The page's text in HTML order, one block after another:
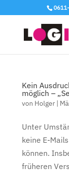
Kein
möglich –
von Holger|
Unter
keine E-
können.
früheren